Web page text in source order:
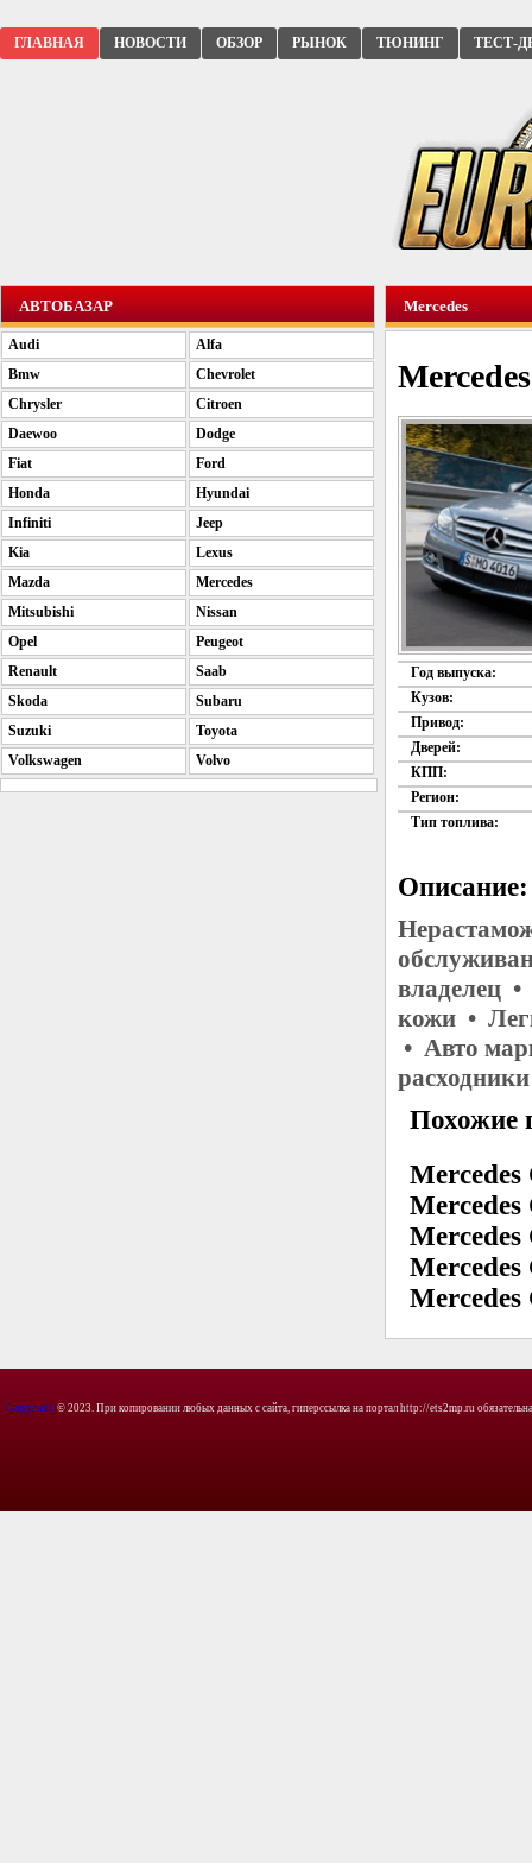
ГЛАВНАЯ НОВОСТИ ОБЗОР РЫНОК ТЮНИНГ ТЕСТ-
Mercedes
Год выпуска:
Кузов:
Привод:
Дверей:
КПП:
Регион:
Тип топлива:
Описание:
владелец
кожи •
• Авто
Похожие
АВТОБАЗАР
Audi
Alfa
Bmw
Chevrolet
Chrysler
Citroen
Daewoo
Dodge
Fiat
Ford
Honda
Hyundai
Infiniti
Jeep
Kia
Lexus
Mazda
Mercedes
Mitsubishi
Nissan
Opel
Peugeot
Renault
Saab
Skoda
Subaru
Suzuki
Toyota
Volkswagen
Volvo
Copyright © 2023. При копировании любых данных с сайта, гиперссылка на портал http://ets2mp.ru